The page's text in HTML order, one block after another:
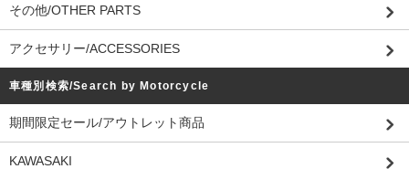
その他/OTHER PARTS
アクセサリー/ACCESSORIES
車種別検索/Search by Motorcycle
期間限定セール/アウトレット商品
KAWASAKI